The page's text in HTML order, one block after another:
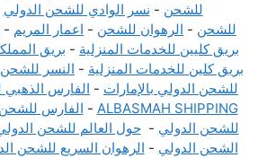
للشحن - نسر الوادي للشحن الدولي
للشحن - الرهوان للشحن - اعمار المريم -
بريق كليين للخدمات المنزلية - بريق
بريق كلين للخدمات المنزلية - النسر
للشحن الدولي بالإمارات - الفارس
ALBASMAH SHIPPING
- الفارس
للشحن الدولي -حول العالم للشحن
الشحن الدولي - الرهوان السريع للشحن